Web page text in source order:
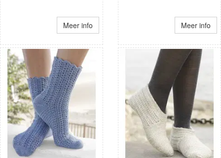
Meer info Meer info